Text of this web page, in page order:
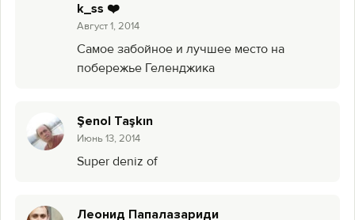
k_ss ❤️
Август 1, 2014
Самое забойное и лучшее место на
побережье Геленджика
Şenol Taşkın
Июнь 13, 2014
Super deniz of
Леонид Папалазариди